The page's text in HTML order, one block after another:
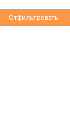
Отфильтровать